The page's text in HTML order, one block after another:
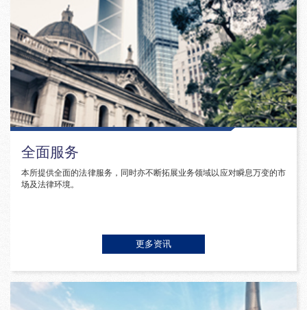
全面服务
本所提供全面的法律服务，同时亦不断拓展业务领域以应对瞬息万变的市
场及法律环境。
更多资讯